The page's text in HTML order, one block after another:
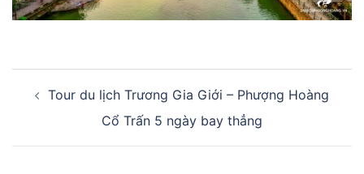
hướng
viết
Tour du lịch Trương Gia Giới – Phượng Hoàng
Cổ Trấn 5 ngày bay thẳng